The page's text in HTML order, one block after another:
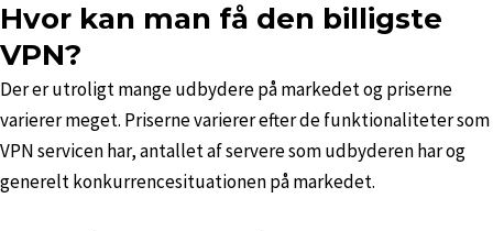
Hvor kan man få den billigste
VPN?
Der er utroligt mange udbydere på markedet og priserne
varierer meget. Priserne varierer efter de funktionaliteter som
VPN servicen har, antallet af servere som udbyderen har og
generelt konkurrencesituationen på markedet.